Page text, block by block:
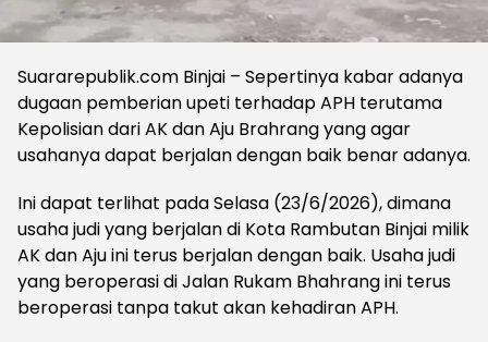
Suararepublik.com Binjai – Sepertinya kabar adanya
dugaan pemberian upeti terhadap APH terutama
Kepolisian dari AK dan Aju Brahrang yang agar
usahanya dapat berjalan dengan baik benar adanya.
Ini dapat terlihat pada Selasa (23/6/2026), dimana
usaha judi yang berjalan di Kota Rambutan Binjai milik
AK dan Aju ini terus berjalan dengan baik. Usaha judi
yang beroperasi di Jalan Rukam Bhahrang ini terus
beroperasi tanpa takut akan kehadiran APH.